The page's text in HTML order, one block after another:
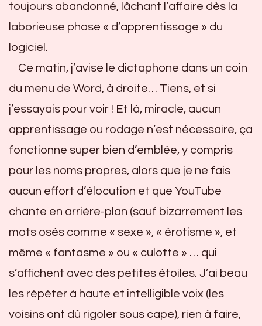
toujours abandonné, lâchant l’affaire dès la
laborieuse phase « d’apprentissage » du
logiciel.
Ce matin, j’avise le dictaphone dans un coin
du menu de Word, à droite… Tiens, et si
j’essayais pour voir ! Et là, miracle, aucun
apprentissage ou rodage n’est nécessaire, ça
fonctionne super bien d’emblée, y compris
pour les noms propres, alors que je ne fais
aucun effort d’élocution et que YouTube
chante en arrière-plan (sauf bizarrement les
mots osés comme « sexe », « érotisme », et
même « fantasme » ou « culotte » … qui
s’affichent avec des petites étoiles. J’ai beau
les répéter à haute et intelligible voix (les
voisins ont dû rigoler sous cape), rien à faire,